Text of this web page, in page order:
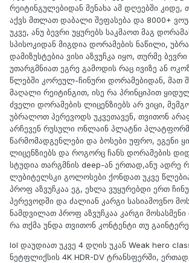
რეიტინგულებიდან მენახა ამ დღეებში კიდე,
აქვს მთლათ დაბალი შეფასება და 8000+
უკვე, ანუ ბევრი უყურებს საკმაოთ მაგ
სპისოკიდან მიგდია დორამების ნაწილი,
დამიზუსტებია ვისი აზვუჩკა იყო, თურმე
უთარგმნიათ ეგრე გამოდის რაც ივიზე ან
წლებში კორეულ-ჩინური დორამებიდან, მათ
მაღალი რეიტინგით, ისე რა პრინციპით
ძველი დორამების ლიცენზიებს არ ვიცი,
უბრალოთ პერევოდს უკვეთავენ, თვითონ
არჩევენ რუსული ონლაინ პლატნი
წარმომადგენლები და ბოსები უფრო, ეგენი
ლიცენზიებს და როგორც ჩანს დორამების
სტუდია თარგმნის deep-ან ერთად,ანუ ადრე
ლუბიტელსკი გოლოსები ქონდათ უკვე
პროფ აზვუჩკაა ეგ, ეხლა ვუყურებდი ერთ
პერევოდში და ძალიან კარგი სასიამოვნო
ნამდვილათ პროფ აზვუჩკაა კარგი მოსასმენი
რა თქმა უნდა თვითონ კონტენტი თუ
lol დაუდიათ უკვე 4 დღის უკან Weak hero
ნეტფლიქსის 4K HDR-DV ტრანსფერში,